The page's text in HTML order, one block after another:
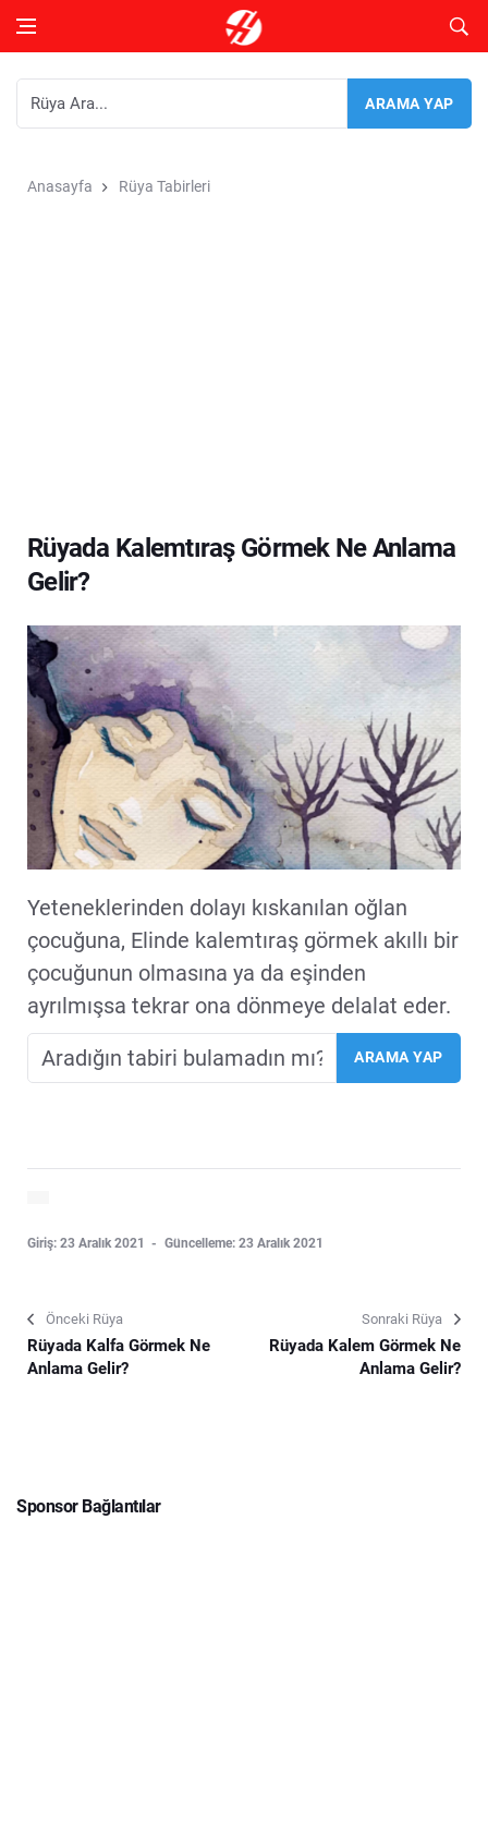
Anasayfa Rüya Tabirleri
Rüyada Kalemtıraş Görmek Ne Anlama
Gelir?
Yeteneklerinden dolayı kıskanılan oğlan
çocuğuna, Elinde kalemtıraş görmek akıllı bir
çocuğunun olmasına ya da eşinden
ayrılmışsa tekrar ona dönmeye delalat eder.
Giriş: 23 Aralık 2021 Güncelleme: 23 Aralık 2021
Önceki Rüya
Rüyada Kalfa Görmek Ne
Anlama Gelir?
Sonraki Rüya
Rüyada Kalem Görmek Ne
Anlama Gelir?
Sponsor Bağlantılar